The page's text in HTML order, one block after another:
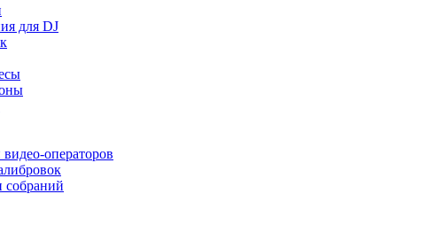
для DJ
операторов